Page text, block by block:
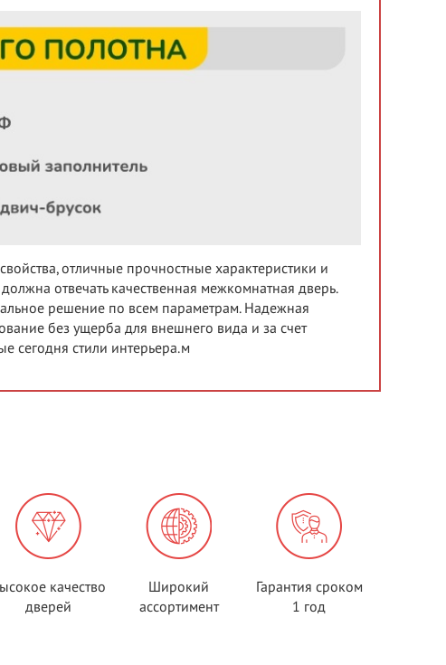
отличные прочностные характеристики и
отвечать качественная межкомнатная дверь.
решение по всем параметрам. Надежная
без ущерба для внешнего вида и за счет
сегодня стили интерьера.м
качество
дверей
Широкий
ассортимент
Гарантия сроком
1 год